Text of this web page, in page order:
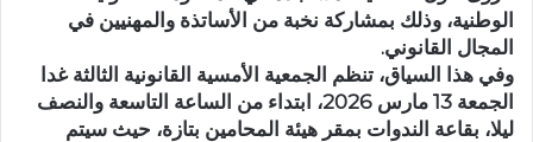
الوطنية، وذلك بمشاركة نخبة من الأساتذة والمهنيين في
المجال القانوني.
وفي هذا السياق، تنظم الجمعية الأمسية القانونية الثالثة غدا
الجمعة 13 مارس 2026، ابتداء من الساعة التاسعة والنصف
ليلا، بقاعة الندوات بمقر هيئة المحامين بتازة، حيث سيتم